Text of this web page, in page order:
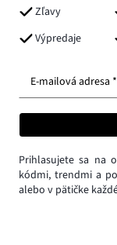
Zľavy
Výpredaje
E-mailová adresa *
Prihlasujete sa na
kódmi, trendmi a
alebo v pätičke